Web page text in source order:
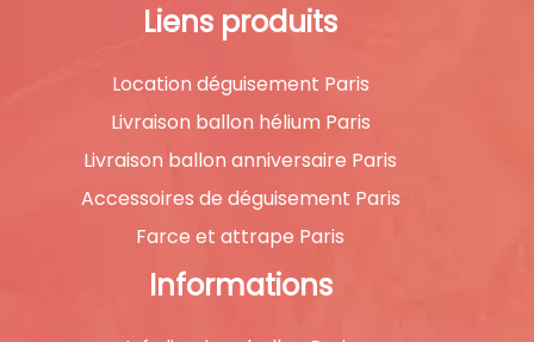
Liens produits
Location déguisement Paris
Livraison ballon hélium Paris
Livraison ballon anniversaire Paris
Accessoires de déguisement Paris
Farce et attrape Paris
Informations